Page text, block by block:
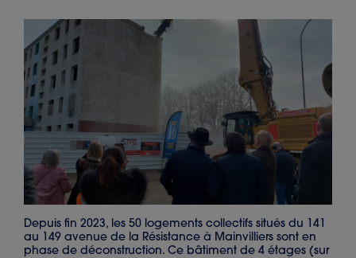
Depuis fin 2023, les 50 logements collectifs situés du 141
au 149 avenue de la Résistance à Mainvilliers sont en
phase de déconstruction. Ce bâtiment de 4 étages (sur